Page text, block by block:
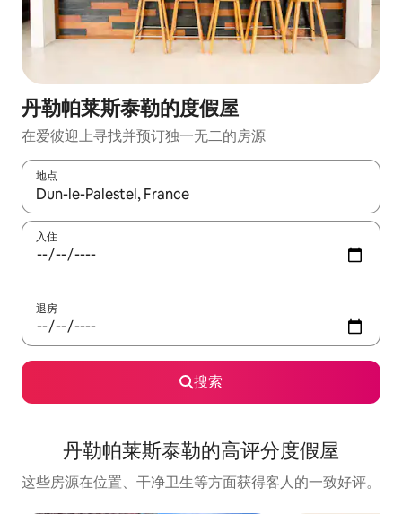
丹勒帕莱斯泰勒的度假屋
在爱彼迎上寻找并预订独一无二的房源
地点
如有搜索结果，请使用上下方向键查看，或通过点击或滑动手势
入住
退房
搜索
丹勒帕莱斯泰勒的高评分度假屋
这些房源在位置、干净卫生等方面获得客人的一致好评。